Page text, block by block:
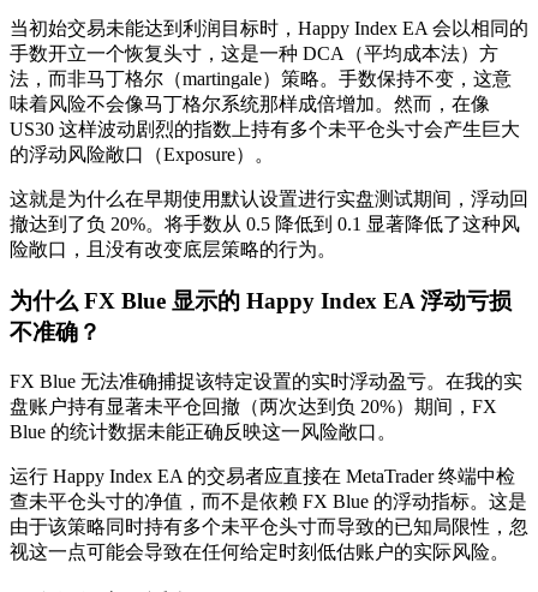
当初始交易未能达到利润目标时，Happy Index EA 会以相同的
手数开立一个恢复头寸，这是一种 DCA（平均成本法）方
法，而非马丁格尔（martingale）策略。手数保持不变，这意
味着风险不会像马丁格尔系统那样成倍增加。然而，在像
US30 这样波动剧烈的指数上持有多个未平仓头寸会产生巨大
的浮动风险敞口（Exposure）。
这就是为什么在早期使用默认设置进行实盘测试期间，浮动回
撤达到了负 20%。将手数从 0.5 降低到 0.1 显著降低了这种风
险敞口，且没有改变底层策略的行为。
为什么 FX Blue 显示的 Happy Index EA 浮动亏损
不准确？
FX Blue 无法准确捕捉该特定设置的实时浮动盈亏。在我的实
盘账户持有显著未平仓回撤（两次达到负 20%）期间，FX
Blue 的统计数据未能正确反映这一风险敞口。
运行 Happy Index EA 的交易者应直接在 MetaTrader 终端中检
查未平仓头寸的净值，而不是依赖 FX Blue 的浮动指标。这是
由于该策略同时持有多个未平仓头寸而导致的已知局限性，忽
视这一点可能会导致在任何给定时刻低估账户的实际风险。